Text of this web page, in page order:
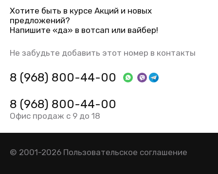
Хотите быть в курсе Акций и новых
предложений?
Напишите «да» в вотсап или вайбер!
Не забудьте добавить этот номер в контакты
8 (968) 800-44-00
8 (968) 800-44-00
Офис продаж с 9 до 18
© 2001-2026 Пользовательское соглашение